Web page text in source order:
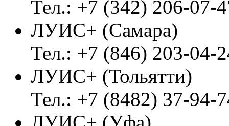
Тел.: +7 (342) 206-07-
ЛУИС+ (Самара)
Тел.: +7 (846) 203-04-
ЛУИС+ (Тольятти)
Тел.: +7 (8482) 37-94-